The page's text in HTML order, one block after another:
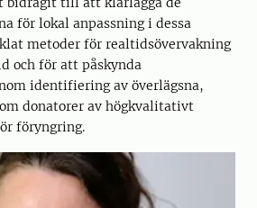
för lokal anpassning i dessa
metoder för realtidsövervakning
och för att påskynda
identifiering av överlägsna,
donatorer av högkvalitativt
föryngring.